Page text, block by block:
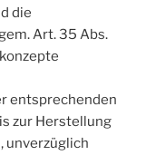
die
Art. 35 Abs.
entsprechenden
zur Herstellung
unverzüglich